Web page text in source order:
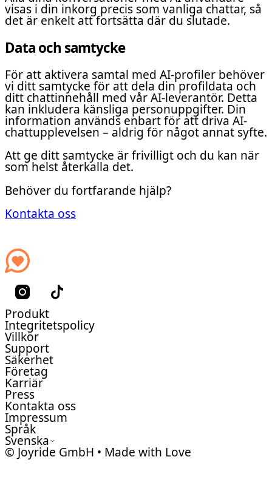
visas i din inkorg precis som vanliga chattar, så
det är enkelt att fortsätta där du slutade.
Data och samtycke
För att aktivera samtal med AI-profiler behöver
vi ditt samtycke för att dela din profildata och
ditt chattinnehåll med vår AI-leverantör. Detta
kan inkludera känsliga personuppgifter. Din
information används enbart för att driva AI-
chattupplevelsen – aldrig för något annat syfte.
Att ge ditt samtycke är frivilligt och du kan när
som helst återkalla det.
Behöver du fortfarande hjälp?
Kontakta oss
Produkt
Integritetspolicy
Villkor
Support
Säkerhet
Företag
Karriär
Press
Kontakta oss
Impressum
Språk
Svenska
© Joyride GmbH • Made with Love